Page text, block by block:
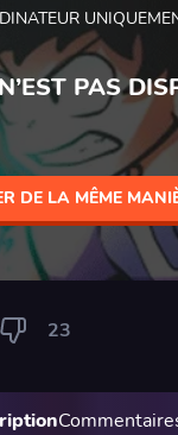
PAS
DE LA MÊME
23